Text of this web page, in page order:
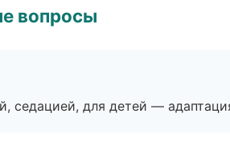
вопросы
седацией, для детей —